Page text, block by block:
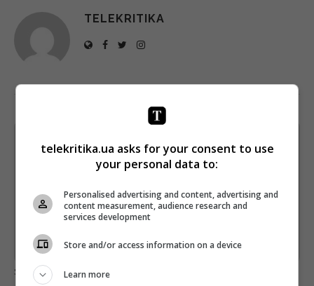
TELEKRITIKA
Щотижневий лист з найцікавішим.
Пишемо з любов'ю
!
* Підписатись→
Предоставлено SendPulse
загрузка...
telekritika.ua asks for your consent to use
your personal data to:
Personalised advertising and content, advertising and
content measurement, audience research and
services development
Store and/or access information on a device
Learn more